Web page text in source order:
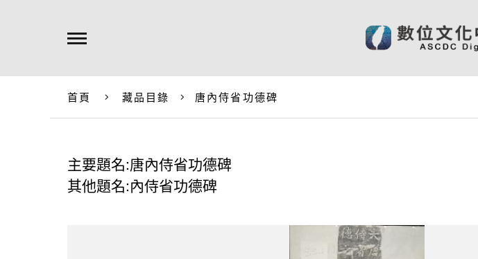
首頁 藏品目錄 唐內侍省功德碑
主要題名:唐內侍省功德碑
其他題名:內侍省功德碑